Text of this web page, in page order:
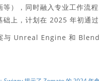
等），同时融入专业工作
上，计划在 2025 年初通
与 Unreal Engine 和